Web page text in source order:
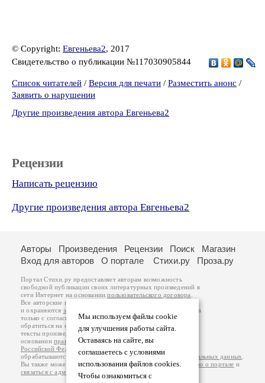
© Copyright: Евгеньева2, 2017
Свидетельство о публикации №117030905844
Список читателей / Версия для печати / Разместить анонс /
Заявить о нарушении
Другие произведения автора Евгеньева2
Рецензии
Написать рецензию
Другие произведения автора Евгеньева2
Мы используем файлы cookie
для улучшения работы сайта.
Оставаясь на сайте, вы
соглашаетесь с условиями
использования файлов cookies.
Чтобы ознакомиться с
Авторы Произведения Рецензии Поиск
Магазин
Вход для авторов
О портале Стихи.ру Проза.ру
Портал Стихи.ру предоставляет авторам возможность
свободной публикации своих литературных произведений в
сети Интернет на основаниипользовательского договора
Все авторские права на произведения принадлежат авторам
и охраняются законом
. Перепечатка произведений возможна
только с согласия его автора, к которому вы можете
обратиться на его авторской странице. Ответственность за
тексты произведений авторы несут самостоятельно на
основанииправил публикацииизаконодательства
Российской Федерации
обрабатываются на основанииПолитики обработки персональных данных
Вы также можете посмотреть более подробнуюинформацию о портале и
связаться с администрацией